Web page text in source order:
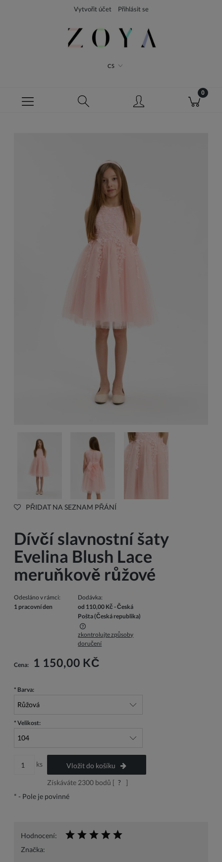
Vytvořit účet Přihlásit se
CS
PŘIDAT NA SEZNAM PŘÁNÍ
Dívčí slavnostní šaty
Evelina Blush Lace
meruňkově růžové
Odesláno v rámci:
1 pracovní den
Dodávka:
od 110,00 Kč - Česká
Pošta(Česká republika)
Cena nezahrnuje případné náklady na platbu
zkontrolujte způsoby
doručení
Cena: 1 150,00 KČ
* Barva:
* Velikost:
ks
Vložit do košíku
Získáváte 2300bodů [ ?
]
* - Pole je povinné
Hodnocení:
Značka: